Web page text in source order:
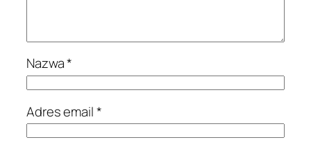
Nazwa*
Adres email*